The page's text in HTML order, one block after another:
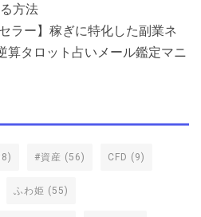
方法
ラー】稼ぎに特化した副業ネ
算タロット占いメール鑑定マニ
#資産 (56) CFD (9)
ふわ姫 (55)